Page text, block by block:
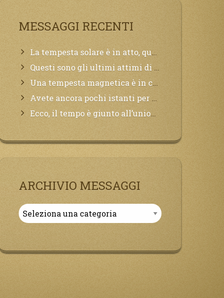
MESSAGGI RECENTI
La tempesta solare è in atto, questa generazione soffrirà molto, la Terra arderà, l’acqua sarà contaminata, il cibo non sarà più nelle vostre mense.
Questi sono gli ultimi attimi di vita, chi si vuole salvare Mi chiami in suo aiuto.
Una tempesta magnetica è in corso, questa generazione patirà. Il black out non tarderà ad arrivare e tutta la Terra sarà oscurata.
Avete ancora pochi istanti per convertirvi, non perdete tempo, la sciagura arriverà all’improvviso e per chi non si sarà preparato saranno dolori.
Ecco, il tempo è giunto all’unione del Padre con il figlio, non avete che da attendere pochissimo.
ARCHIVIO MESSAGGI
Archivio
Messaggi